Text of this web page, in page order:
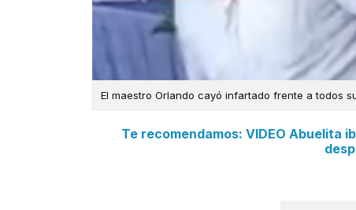
El maestro Orlando cayó infartado frente a todos
Te recomendamos: VIDEO Abuelita